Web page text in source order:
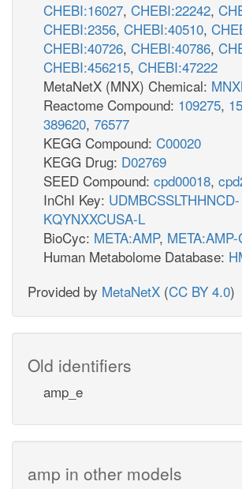
CHEBI:16027, CHEBI:22242,
CHEBI:2356, CHEBI:40510,
CHEBI:40726, CHEBI:40786,
CHEBI:456215, CHEBI:47222
MetaNetX (MNX) Chemical:
Reactome Compound: 109275,
389620, 76577
KEGG Compound: C00020
KEGG Drug: D02769
SEED Compound: cpd00018,
InChI Key: UDMBCSSLTHHNCD-
KQYNXXCUSA-L
BioCyc: META:AMP,
Human Metabolome Database:
Provided by MetaNetX (CC BY 4.0)
Old identifiers
amp_e
amp in other models